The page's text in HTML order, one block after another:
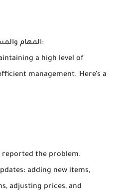
Key responsibilities المهام والمسؤوليات:
a high level of
management. Here’s a
reported the problem.
adding new items,
adjusting prices, and